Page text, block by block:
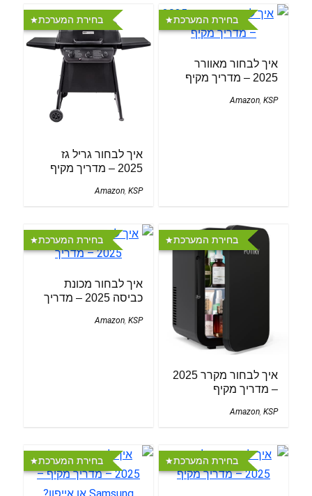
בחירת המערכת
איך לבחור מאוורר
2025 – מדריך מקיף
Amazon,KSP
בחירת המערכת
איך לבחור גריל גז
2025 – מדריך מקיף
Amazon,KSP
בחירת המערכת
איך לבחור מקרר 2025
– מדריך מקיף
Amazon ,KSP
בחירת המערכת
איך לבחור מכונת
כביסה 2025 – מדריך
Amazon,KSP
בחירת המערכת בחירת המערכת